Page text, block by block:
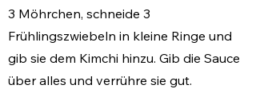
3 Möhrchen, schneide 3
Frühlingszwiebeln in kleine Ringe und
gib sie dem Kimchi hinzu. Gib die Sauce
über alles und verrühre sie gut.